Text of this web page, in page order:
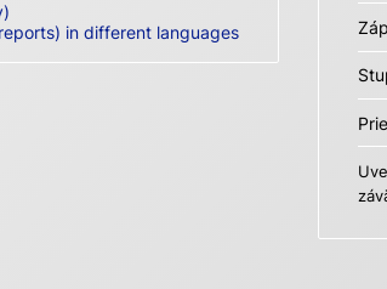
in different languages